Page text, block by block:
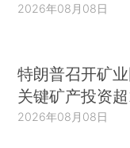
2026年08月08日
特朗普召开矿
关键矿产投资
2026年08月08日